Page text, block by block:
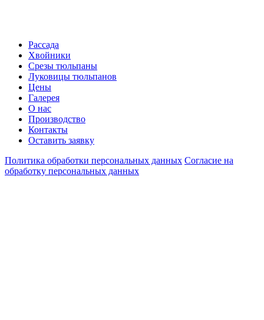
Рассада
Хвойники
Срезы тюльпаны
Луковицы тюльпанов
Цены
Галерея
О нас
Производство
Контакты
Оставить заявку
Политика обработки персональных данных Согласие на
обработку персональных данных